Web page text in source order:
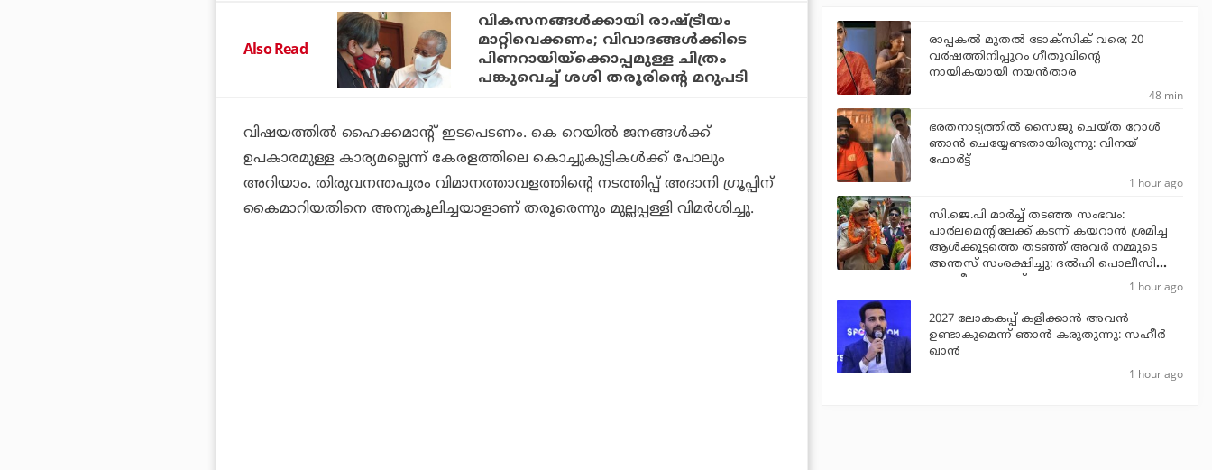
Also Read
വികസനങ്ങള്‍ക്കായി രാഷ്ട്രീയം
മാറ്റിവെക്കണം; വിവാദങ്ങള്‍ക്കിടെ
പിണറായിയ്‌ക്കൊപ്പമുള്ള ചിത്രം
പങ്കുവെച്ച് ശശി തരൂരിന്റെ മറുപടി
വിഷയത്തില്‍ ഹൈക്കമാന്റ് ഇടപെടണം. കെ റെയില്‍ ജനങ്ങള്‍ക്ക്
ഉപകാരമുള്ള കാര്യമല്ലെന്ന് കേരളത്തിലെ കൊച്ചുകുട്ടികള്‍ക്ക് പോലും
അറിയാം. തിരുവനന്തപുരം വിമാനത്താവളത്തിന്റെ നടത്തിപ്പ് അദാനി ഗ്രൂപ്പിന്
കൈമാറിയതിനെ അനുകൂലിച്ചയാളാണ് തരൂരെന്നും മുല്ലപ്പള്ളി വിമര്‍ശിച്ചു.
രാപ്പകൽ മുതൽ ടോക്സിക് വരെ; 20
വർഷത്തിനിപ്പുറം ഗീതുവിന്റെ
നായികയായി നയൻതാര
48 min
ഭരതനാട്യത്തിൽ സൈജു ചെയ്ത റോൾ
ഞാൻ ചെയ്യേണ്ടതായിരുന്നു: വിനയ്
ഫോർട്ട്
1 hour ago
സി.ജെ.പി മാര്‍ച്ച് തടഞ്ഞ സംഭവം:
പാര്‍ലമെന്റിലേക്ക് കടന്ന് കയറാന്‍ ശ്രമിച്ച
ആള്‍ക്കൂട്ടത്തെ തടഞ്ഞ് അവര്‍ നമ്മുടെ
അന്തസ് സംരക്ഷിച്ചു: ദല്‍ഹി പൊലീസിന്
ജനകീയ കൂട്ടായ്മയുടെ ആദരം
1 hour ago
2027 ലോകകപ്പ് കളിക്കാന്‍ അവന്‍
ഉണ്ടാകുമെന്ന് ഞാന്‍ കരുതുന്നു: സഹീര്‍
ഖാന്‍
1 hour ago